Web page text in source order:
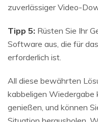
zuverlässiger Video-
Tipp 5: Rüsten Sie Ihr
Software aus, die für
erforderlich ist.
All diese bewährten
kabbeligen Wiedergabe
genießen, und können